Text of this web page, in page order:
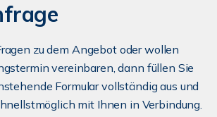
zu dem Angebot oder wollen
vereinbaren, dann füllen Sie
Formular vollständig aus und
mit Ihnen in Verbindung.